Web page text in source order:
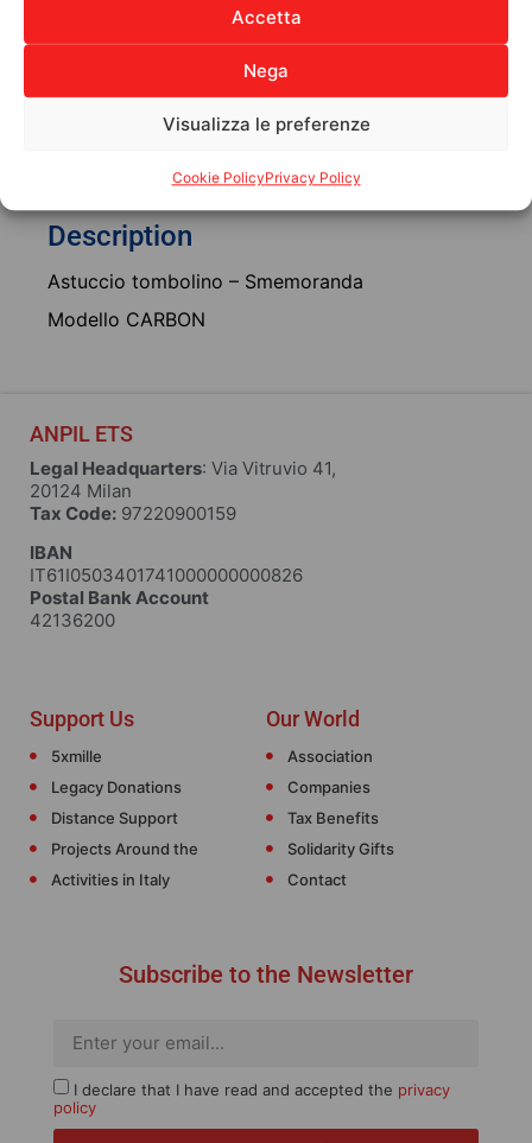
Accetta
Nega
Visualizza le preferenze
Cookie PolicyPrivacy Policy
Description
Astuccio tombolino – Smemoranda
Modello CARBON
10,00€
Choose
ANPIL ETS
Legal Headquarters: Via Vitruvio 41,
20124 Milan
Tax Code: 97220900159
IBAN
IT61I0503401741000000000826
Postal Bank Account
42136200
Support Us
5xmille
Legacy Donations
Distance Support
Projects Around the
Activities in Italy
Our World
Association
Companies
Tax Benefits
Solidarity Gifts
Contact
Subscribe to the Newsletter
I declare that I have read and accepted the privacy
policy